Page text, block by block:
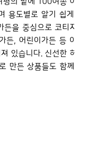
용도별로 알기 쉽게 허
을 중심으로 코티지가
든, 어린이가든 등 아기
있습니다. 신선한 허브
만든 상품들도 함께 즐